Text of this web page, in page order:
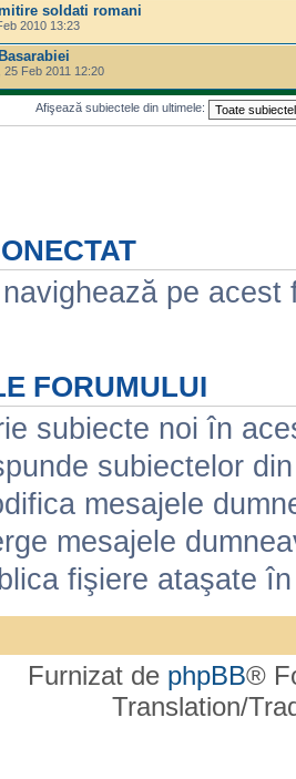
soldati romani
2010 13:23
25 Feb 2011 12:20
Afişează subiectele din ultimele:
pe
FORUMULUI
subiecte noi în
subiectelor
mesajele
mesajele
fişiere ataşate
Furnizat de phpBB®
Translation/